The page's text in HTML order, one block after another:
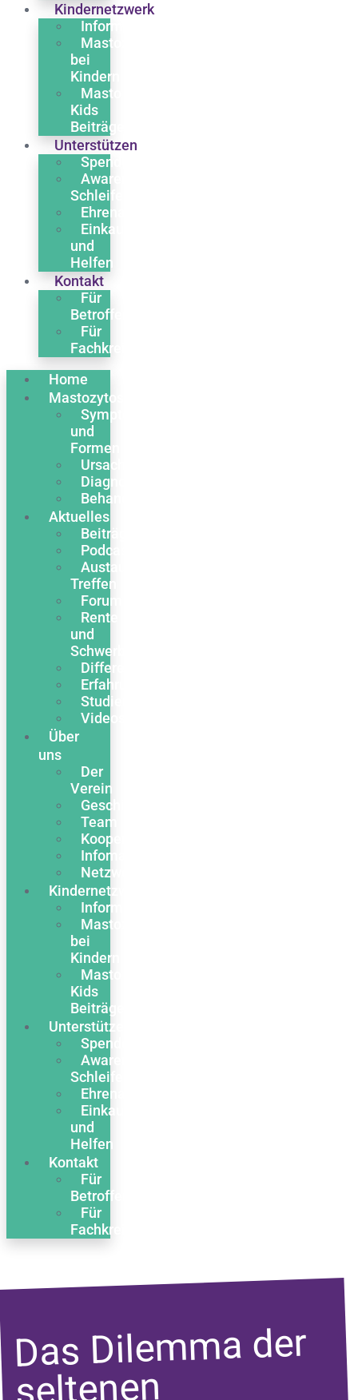
Kindernetzwerk
Informationen
Mastozytose
bei
Kindern
Masto
Kids
Beiträge
Unterstützen
Spenden
Awareness
Schleife
Ehrenamt
Einkaufen
und
Helfen
Kontakt
Für
Betroffene
Für
Fachkreise
Home
Mastozytose
Symptome
und
Formen
Ursachen
Diagnose
Behandlung
Aktuelles
Beiträge
Podcasts
Austausch
Treffen
Forum
Rente
und
Schwerbehinderung
Differentialdiagnose
Erfahrungsberichte
Studien
Videos
Über
uns
Der
Verein
Geschichte
Team
Kooperationen
Infomaterial
Netzwerk
Kindernetzwerk
Informationen
Mastozytose
bei
Kindern
Masto
Kids
Beiträge
Unterstützen
Spenden
Awareness
Schleife
Ehrenamt
Einkaufen
und
Helfen
Kontakt
Für
Betroffene
Für
Fachkreise
Das Dilemma der
seltenen